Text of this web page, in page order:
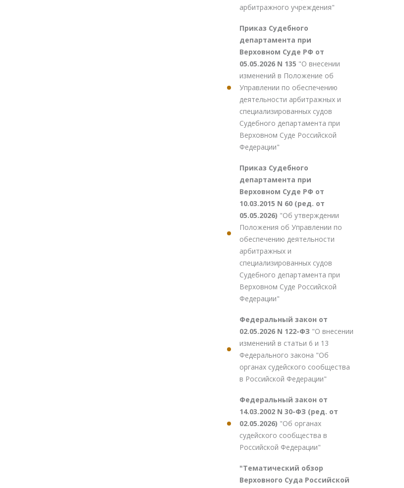
арбитражного учреждения"
Приказ Судебного
департамента при
Верховном Суде РФ от
05.05.2026 N 135 "О внесении
изменений в Положение об
Управлении по обеспечению
деятельности арбитражных и
специализированных судов
Судебного департамента при
Верховном Суде Российской
Федерации"
Приказ Судебного
департамента при
Верховном Суде РФ от
10.03.2015 N 60 (ред. от
05.05.2026) "Об утверждении
Положения об Управлении по
обеспечению деятельности
арбитражных и
специализированных судов
Судебного департамента при
Верховном Суде Российской
Федерации"
Федеральный закон от
02.05.2026 N 122-ФЗ "О внесении
изменений в статьи 6 и 13
Федерального закона "Об
органах судейского сообщества
в Российской Федерации"
Федеральный закон от
14.03.2002 N 30-ФЗ (ред. от
02.05.2026) "Об органах
судейского сообщества в
Российской Федерации"
"Тематический обзор
Верховного Суда Российской